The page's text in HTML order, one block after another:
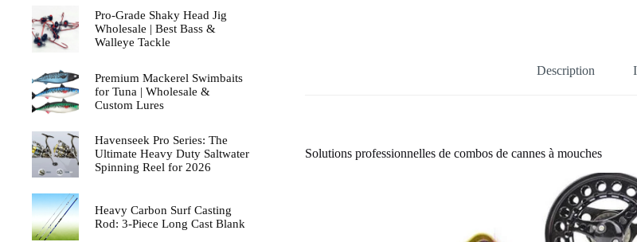
Description
Solutions professionnelles de combos de cannes à mouches
Pro-Grade Shaky Head Jig
Wholesale | Best Bass &
Walleye Tackle
Premium Mackerel Swimbaits
for Tuna | Wholesale &
Custom Lures
Havenseek Pro Series: The
Ultimate Heavy Duty Saltwater
Spinning Reel for 2026
Heavy Carbon Surf Casting
Rod: 3-Piece Long Cast Blank